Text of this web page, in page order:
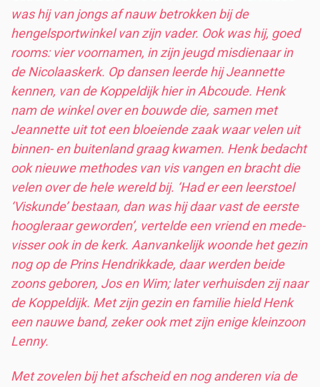
was hij van jongs af nauw betrokken bij de
hengelsportwinkel van zijn vader. Ook was hij, goed
rooms: vier voornamen, in zijn jeugd misdienaar in
de Nicolaaskerk. Op dansen leerde hij Jeannette
kennen, van de Koppeldijk hier in Abcoude. Henk
nam de winkel over en bouwde die, samen met
Jeannette uit tot een bloeiende zaak waar velen uit
binnen- en buitenland graag kwamen. Henk bedacht
ook nieuwe methodes van vis vangen en bracht die
velen over de hele wereld bij. ‘Had er een leerstoel
‘Viskunde’ bestaan, dan was hij daar vast de eerste
hoogleraar geworden’, vertelde een vriend en mede-
visser ook in de kerk. Aanvankelijk woonde het gezin
nog op de Prins Hendrikkade, daar werden beide
zoons geboren, Jos en Wim; later verhuisden zij naar
de Koppeldijk. Met zijn gezin en familie hield Henk
een nauwe band, zeker ook met zijn enige kleinzoon
Lenny.
Met zovelen bij het afscheid en nog anderen via de